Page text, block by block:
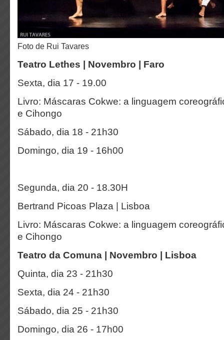
foto de Rui Tavares
Teatro Lethes | Novembro | Faro
Sexta, dia 17 - 19.00
Livro: Máscaras Cokwe: a linguagem
e Cihongo
Sábado, dia 18 - 21h30
Domingo, dia 19 - 16h00
Segunda, dia 20 - 18.30H
Bertrand Picoas Plaza | Lisboa
Livro: Máscaras Cokwe: a linguagem
e Cihongo
Teatro da Comuna | Novembro | Lisboa
Quinta, dia 23 - 21h30
Sexta, dia 24 - 21h30
Sábado, dia 25 - 21h30
Domingo, dia 26 - 17h00